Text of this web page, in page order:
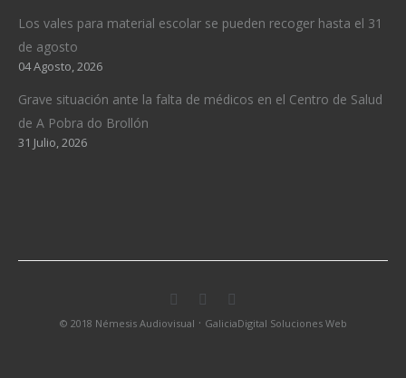
Los vales para material escolar se pueden recoger hasta el 31
de agosto
04 Agosto, 2026
Grave situación ante la falta de médicos en el Centro de Salud
de A Pobra do Brollón
31 Julio, 2026
© 2018 Némesis Audiovisual · GaliciaDigital Soluciones Web